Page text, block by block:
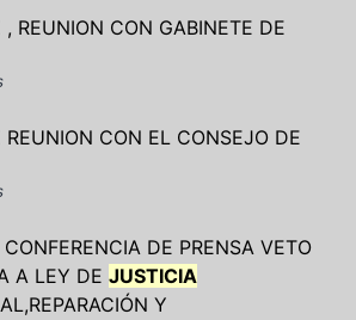
, REUNION CON GABINETE DE
REUNION CON EL CONSEJO DE
CONFERENCIA DE PRENSA VETO
A LEY DE JUSTICIA
Y